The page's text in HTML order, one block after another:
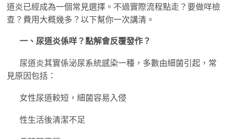
道炎已經成為一個常見選擇。不過實際流程點走？要做咩檢
查？費用大概幾多？以下幫你一次講清。
一、尿道炎係咩？點解會反覆發作？
尿道炎其實係泌尿系統感染一種，多數由細菌引起，常
見原因包括：
女性尿道較短，細菌容易入侵
性生活後清潔不足